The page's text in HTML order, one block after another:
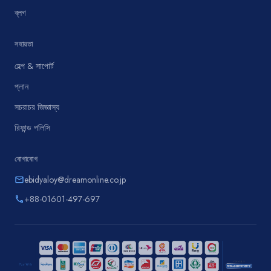
ব্লগ
সহায়তা
হেল্প & সাপোর্ট
প্লান
সচরাচর জিজ্ঞাস্য
রিফান্ড পলিসি
যোগাযোগ
emailebidyaloy@dreamonline.co.jp
phone+88-01601-497-697